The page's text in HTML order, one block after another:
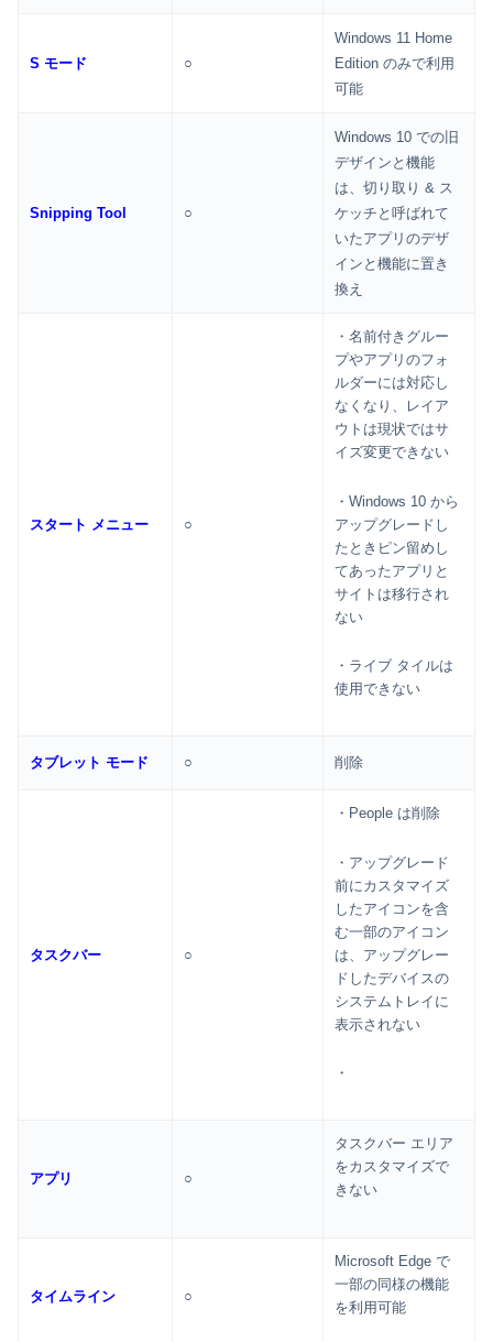
S モード ○
Windows 11 Home
Edition のみで利用
可能
Snipping Tool ○
Windows 10 での旧
デザインと機能
は、切り取り & ス
ケッチと呼ばれて
いたアプリのデザ
インと機能に置き
換え
スタート メニュー ○
・名前付きグルー
プやアプリのフォ
ルダーには対応し
なくなり、レイア
ウトは現状ではサ
イズ変更できない
・Windows 10 から
アップグレードし
たときピン留めし
てあったアプリと
サイトは移行され
ない
・ライブ タイルは
使用できない
タブレット モード ○ 削除
タスクバー ○
・People は削除
・アップグレード
前にカスタマイズ
したアイコンを含
む一部のアイコン
は、アップグレー
ドしたデバイスの
システムトレイに
表示されない
・
アプリ ○
タスクバー エリア
をカスタマイズで
きない
タイムライン ○
Microsoft Edge で
一部の同様の機能
を利用可能